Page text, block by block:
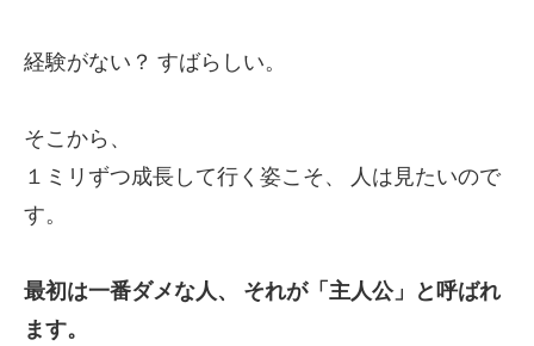
経験がない？ すばらしい。
そこから、
１ミリずつ成長して行く姿こそ、
人は見たいので
す。
最初は一番ダメな人、
それが「主人公」と呼ばれ
ます。